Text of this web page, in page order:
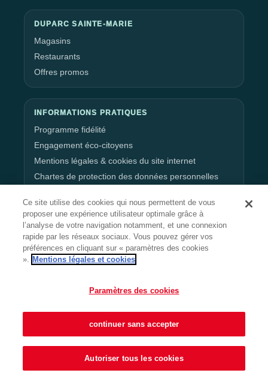
DUPARC SAINTE-MARIE
Magasins
Restaurants
Offres promos
INFORMATIONS PRATIQUES
Programme fidélité
Engagement éco-citoyens
Mentions légales & cookies du site internet
Chartes de protection des données personnelles
RESTEZ CONNECTÉ
La Galerie © 2026 • Tous droits réservés
Ce site utilise des cookies qui nous permettent de vous
proposer une expérience utilisateur optimale grâce à
l’analyse de votre navigation notamment, et une connexion
rapide par les réseaux sociaux. Vous pouvez gérer vos
préférences en cliquant sur « paramètres des cookies
». Mentions légales et cookies
Paramètres des cookies
continuer sans accepter
Autoriser tous les cookies